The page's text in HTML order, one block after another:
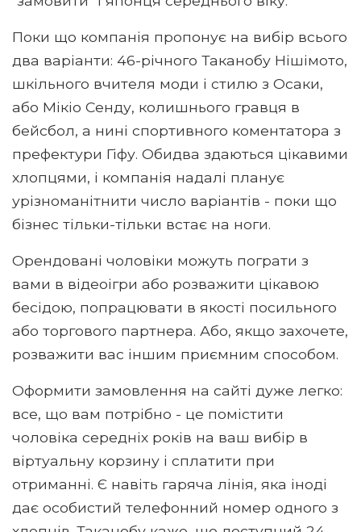
Поки що компанія пропонує на вибір всього
два варіанти: 46-річного Таканобу Нішімото,
шкільного вчителя моди і стилю з Осаки,
або Мікіо Сенду, колишнього гравця в
бейсбол, а нині спортивного коментатора з
префектури Гіфу. Обидва здаються цікавими
хлопцями, і компанія надалі планує
урізноманітнити число варіантів - поки що
бізнес тільки-тільки встає на ноги.
Орендовані чоловіки можуть пограти з
вами в відеоігри або розважити цікавою
бесідою, попрацювати в якості посильного
або торгового партнера. Або, якщо захочете,
розважити вас іншим приємним способом.
Оформити замовлення на сайті дуже легко:
все, що вам потрібно - це помістити
чоловіка середніх років на ваш вибір в
віртуальну корзину і сплатити при
отриманні. Є навіть гаряча лінія, яка іноді
дає особистий телефонний номер одного з